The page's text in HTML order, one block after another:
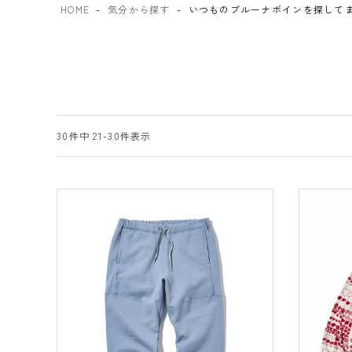
HOME 気分から探す いつものブルーナボインを探して
30件中 21 -30件表示